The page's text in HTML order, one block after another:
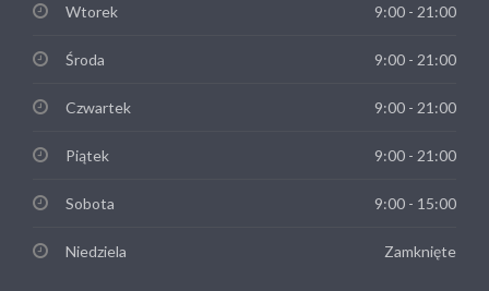
Wtorek 9:00 - 21:00
Środa 9:00 - 21:00
Czwartek 9:00 - 21:00
Piątek 9:00 - 21:00
Sobota 9:00 - 15:00
Niedziela Zamknięte